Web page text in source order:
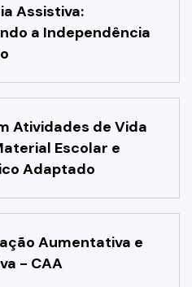
Assistiva:
a Independência
Atividades de Vida
Escolar e
Adaptado
Aumentativa e
- CAA